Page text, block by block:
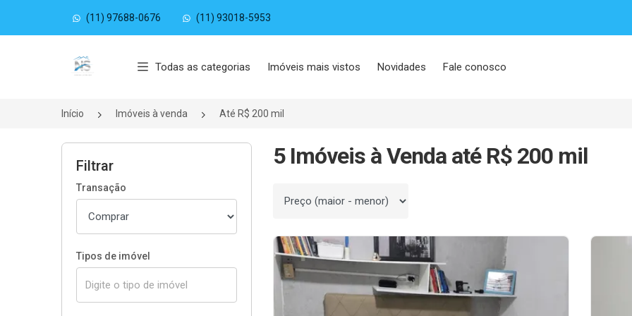
(11) 97688-0676 (11) 93018-5953
Página inicial
Todas as categorias Imóveis mais vistos Novidades Fale conosco
Início Imóveis à venda Até R$ 200 mil
Filtrar
Transação
Tipos de imóvel
5 Imóveis à Venda até R$ 200 mil
Ordenar por